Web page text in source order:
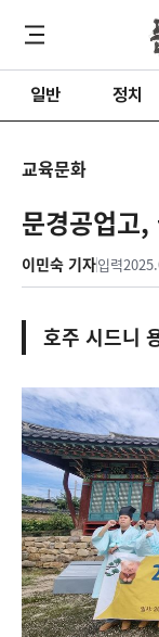
일반 정치
교육문화
문경공업고
이민숙 기자입력
호주 시드니